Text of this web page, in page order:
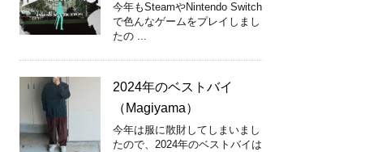
今年もSteamやNintendo Switch
で色んなゲームをプレイしまし
たの ...
2024年のベストバイ
（Magiyama）
今年は服に散財してしまいまし
たので、2024年のベストバイは